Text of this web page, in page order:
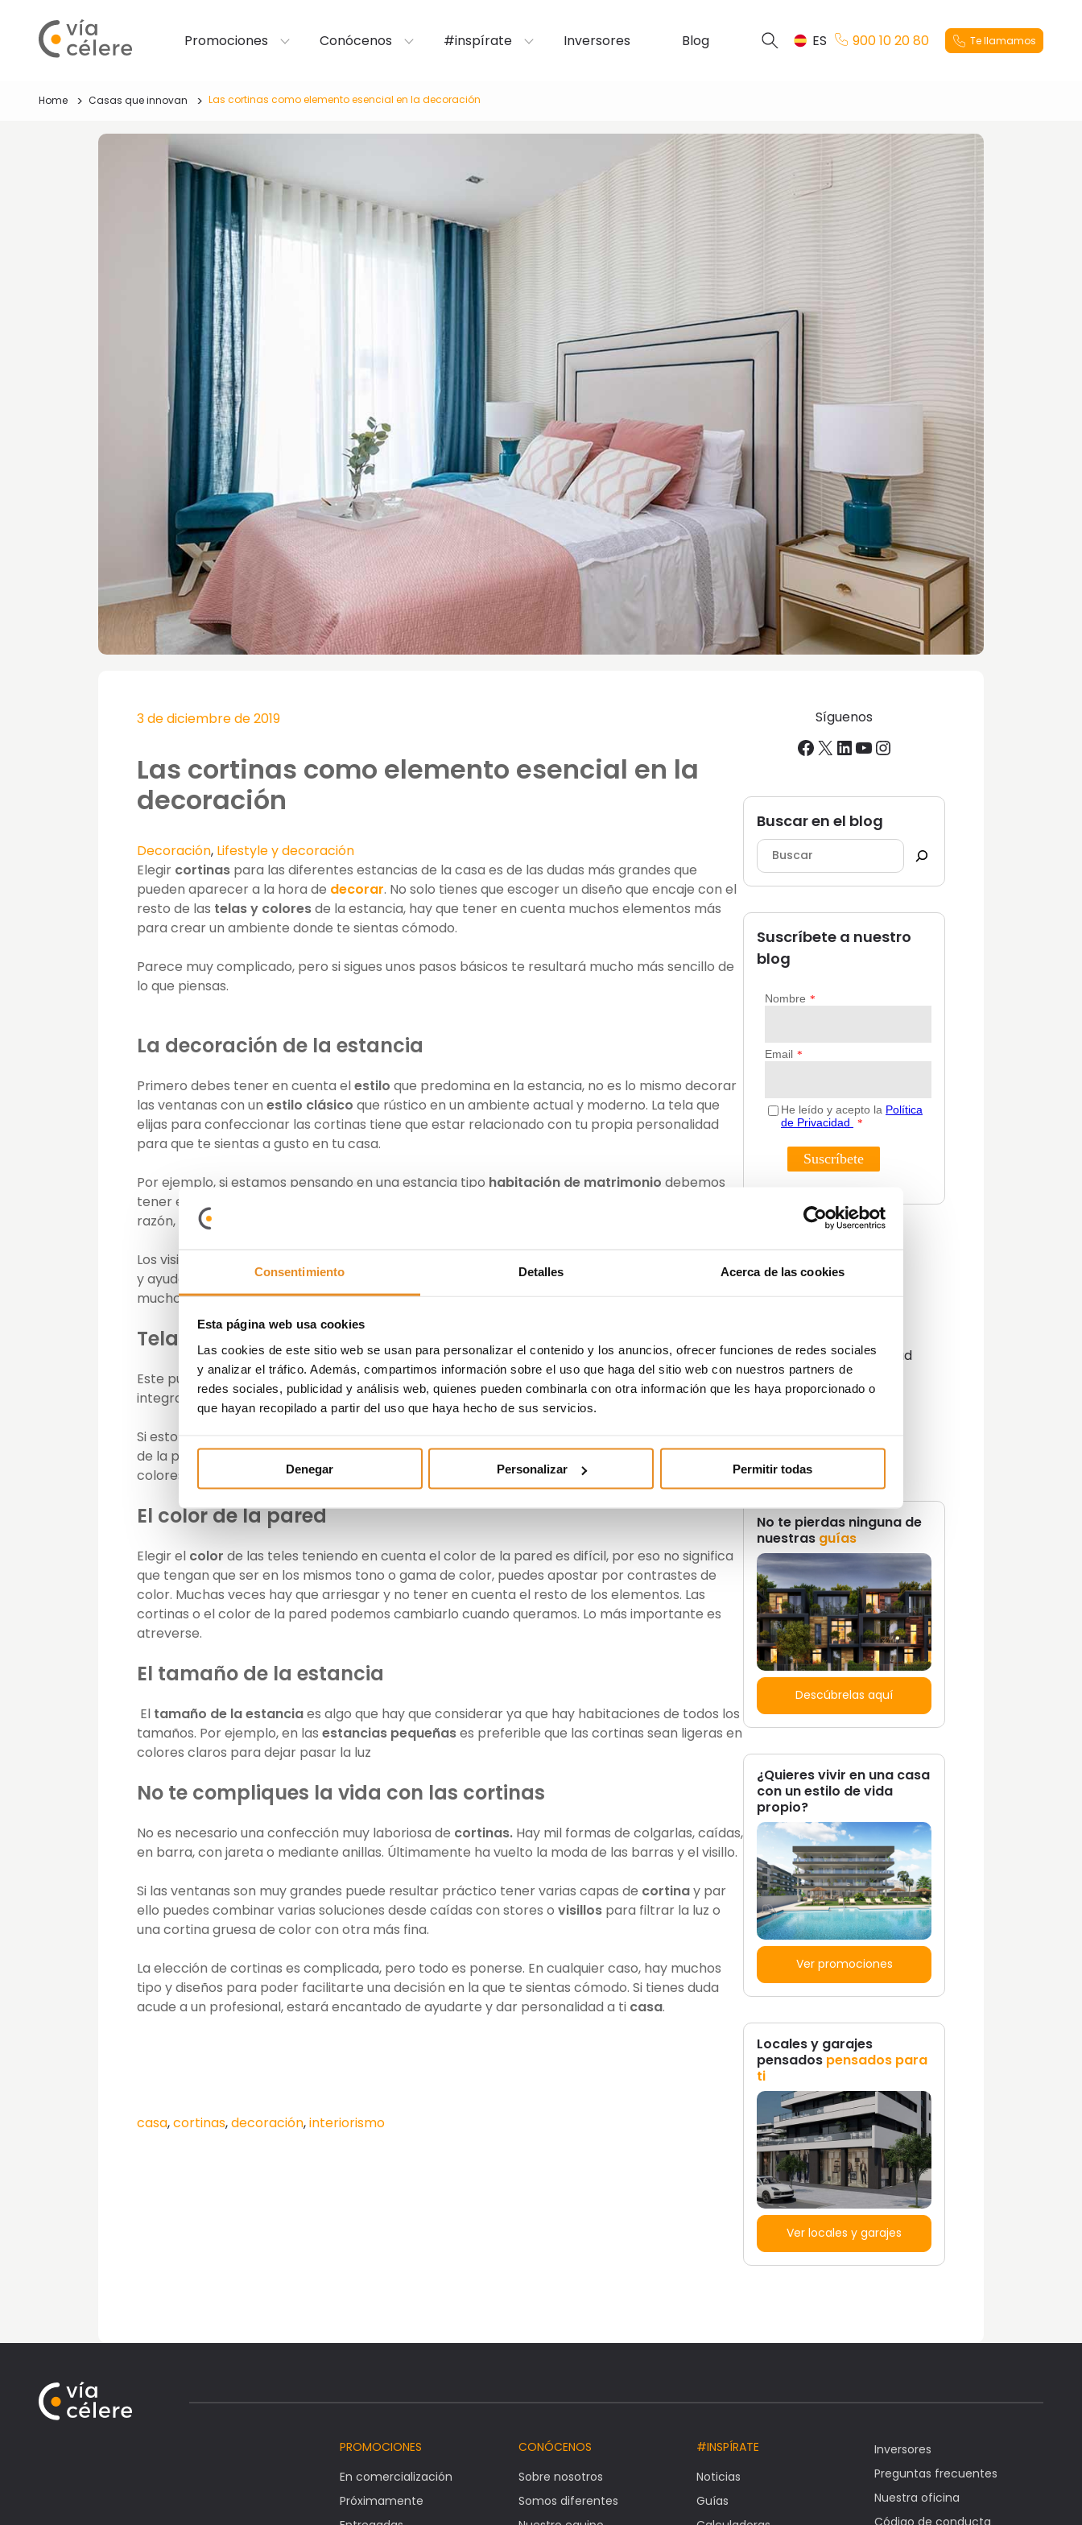
Consentimiento Detalles Acerca de las cookies
Esta página web usa cookies
Las cookies de este sitio web se usan para personalizar el contenido y los anuncios, ofrecer funciones de redes sociales
y analizar el tráfico. Además, compartimos información sobre el uso que haga del sitio web con nuestros partners de
redes sociales, publicidad y análisis web, quienes pueden combinarla con otra información que les haya proporcionado o
que hayan recopilado a partir del uso que haya hecho de sus servicios.
Denegar Personalizar Permitir todas
Promociones Conócenos #inspírate Inversores Blog ES 900 10 20 80 Te llamamos
Home Casas que innovan Las cortinas como elemento esencial en la decoración
3 de diciembre de 2019
Las cortinas como elemento esencial en la
decoración
Decoración, Lifestyle y decoración
Elegir cortinas para las diferentes estancias de la casa es de las dudas más grandes que
pueden aparecer a la hora de decorar. No solo tienes que escoger un diseño que encaje con el
resto de las telas y coloresde la estancia, hay que tener en cuenta muchos elementos más
para crear un ambiente donde te sientas cómodo.
Parece muy complicado, pero si sigues unos pasos básicos te resultará mucho más sencillo de
lo que piensas.
La decoración de la estancia
Primero debes tener en cuenta elestilo que predomina en la estancia, no es lo mismo decorar
las ventanas con un estilo clásico que rústico en un ambiente actual y moderno. La tela que
elijas para confeccionar las cortinas tiene que estar relacionado con tu propia personalidad
para que te sientas a gusto en tu casa.
Por ejemplo, si estamos pensando en una estancia tipo habitación de matrimonio debemos
tener en cuenta y controlar la luminosidad de las estancias sin perder la privacidad. Por esta
razón, es muy importante combinar las caídas con los
Los visillos ayudan a restar claridad a los ambientes, pero a su vez aportan un plus de
y ayudan a dar una sensación de protección con respecto al exterior. Los visillos pueden ser de
muchos tipos, desde finos a suaves y delicados como vaporosos.
Telas integradas en la decoración
Este punto es muy importante ya que debes saber si quieres que la cortina quede totalmente
integrada o prefieres que destaque frente al resto de elementos que envuelven lahabitación.
Si esto no lo tienes claro es muy importante que escojas un
de la pared. Si tu decisión es clara puedes escoger tejidos con estampados en diferentes
colores y así, darle gran personalidad a la estancia.
El color de la pared
Elegir el color de las teles teniendo en cuenta el color de la pared es difícil, por eso no significa
que tengan que ser en los mismos tono o gama de color, puedes apostar por contrastes de
color. Muchas veces hay que arriesgar y no tener en cuenta el resto de los elementos. Las
cortinas o el color de la pared podemos cambiarlo cuando queramos. Lo más importante es
atreverse.
El tamaño de la estancia
El tamaño de la estanciaes algo que hay que considerar ya que hay habitaciones de todos los
tamaños. Por ejemplo, en las estancias pequeñases preferible que las cortinas sean ligeras en
colores claros para dejar pasar la luz
No te compliques la vida con las cortinas
No es necesario una confección muy laboriosa de cortinas. Hay mil formas de colgarlas, caídas,
en barra, con jareta o mediante anillas. Últimamente ha vuelto la moda de las barras y el visillo.
Si las ventanas son muy grandes puede resultar práctico tener varias capas de cortinay par
ello puedes combinar varias soluciones desde caídas con stores o visillos para filtrar la luz o
una cortina gruesa de color con otra más fina.
La elección de cortinas es complicada, pero todo es ponerse. En cualquier caso, hay muchos
tipo y diseños para poder facilitarte una decisión en la que te sientas cómodo. Si tienes duda
acude a un profesional, estará encantado de ayudarte y dar personalidad a ti casa.
casa,cortinas,decoración,interiorismo
Síguenos
Facebook
X LinkedIn
YouTube
Instagram
Buscar en el blog
Suscríbete a nuestro
blog
Actualidad
Innovación y sostenibilidad
Lifestyle
Lifestyle y decoración
Promociones
Tendencias
Zonas Comunes
No te pierdas ninguna de
nuestras guías
Descúbrelas aquí
¿Quieres vivir en una casa
con un estilo de vida
propio?
Ver promociones
Locales y garajes
pensados pensados para
ti
Ver locales y garajes
PROMOCIONES
En comercialización
Próximamente
CONÓCENOS
Sobre nosotros
Somos diferentes
#INSPÍRATE
Noticias
Guías
Inversores
Preguntas frecuentes
Nuestra oficina
Código de conducta